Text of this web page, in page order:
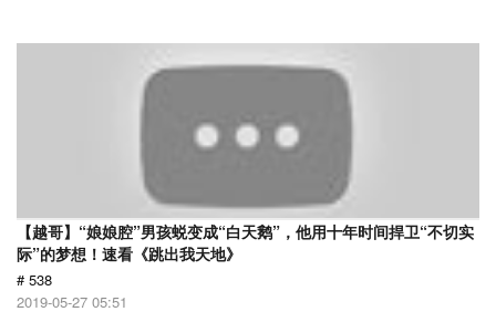
【越哥】“娘娘腔”男孩蜕变成“白天鹅”，他用十年时间捍卫“不切实
际”的梦想！速看《跳出我天地》
# 538
2019-05-27 05:51